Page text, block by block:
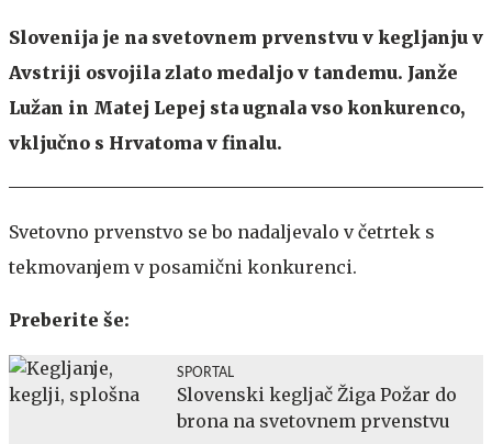
Slovenija je na svetovnem prvenstvu v kegljanju v
Avstriji osvojila zlato medaljo v tandemu. Janže
Lužan in Matej Lepej sta ugnala vso konkurenco,
vključno s Hrvatoma v finalu.
Svetovno prvenstvo se bo nadaljevalo v četrtek s
tekmovanjem v posamični konkurenci.
Preberite še:
SPORTAL
Slovenski kegljač Žiga Požar do
brona na svetovnem prvenstvu